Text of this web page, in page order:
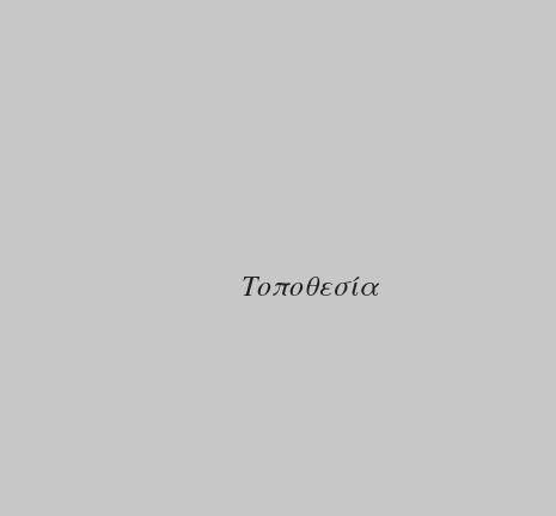
Τοποθεσία